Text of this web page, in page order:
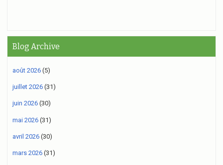
Blog Archive
août 2026 (5)
juillet 2026 (31)
juin 2026 (30)
mai 2026 (31)
avril 2026 (30)
mars 2026 (31)